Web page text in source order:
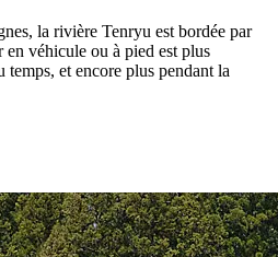
la rivière Tenryu est bordée par
en véhicule ou à pied est plus
temps, et encore plus pendant la